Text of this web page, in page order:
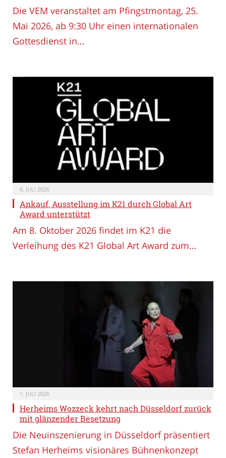
Die VEM veranstaltet am Pfingstmontag, 25.
Mai 2026, ab 9:30 Uhr einen internationalen
Gottesdienst in…
6. JULI 2026
Ankauf, Ausstellung im K21 durch Global Art
Award unterstützt
Am 8. Oktober 2026 findet im K21 die
Verleihung des K21 Global Art Award zum…
1. JULI 2026
Herheims Wozzeck kehrt nach Düsseldorf zurück
mit glänzender Besetzung
Die Neuinszenierung in Düsseldorf präsentiert
Stefan Herheims visionäres Bühnenkonzept